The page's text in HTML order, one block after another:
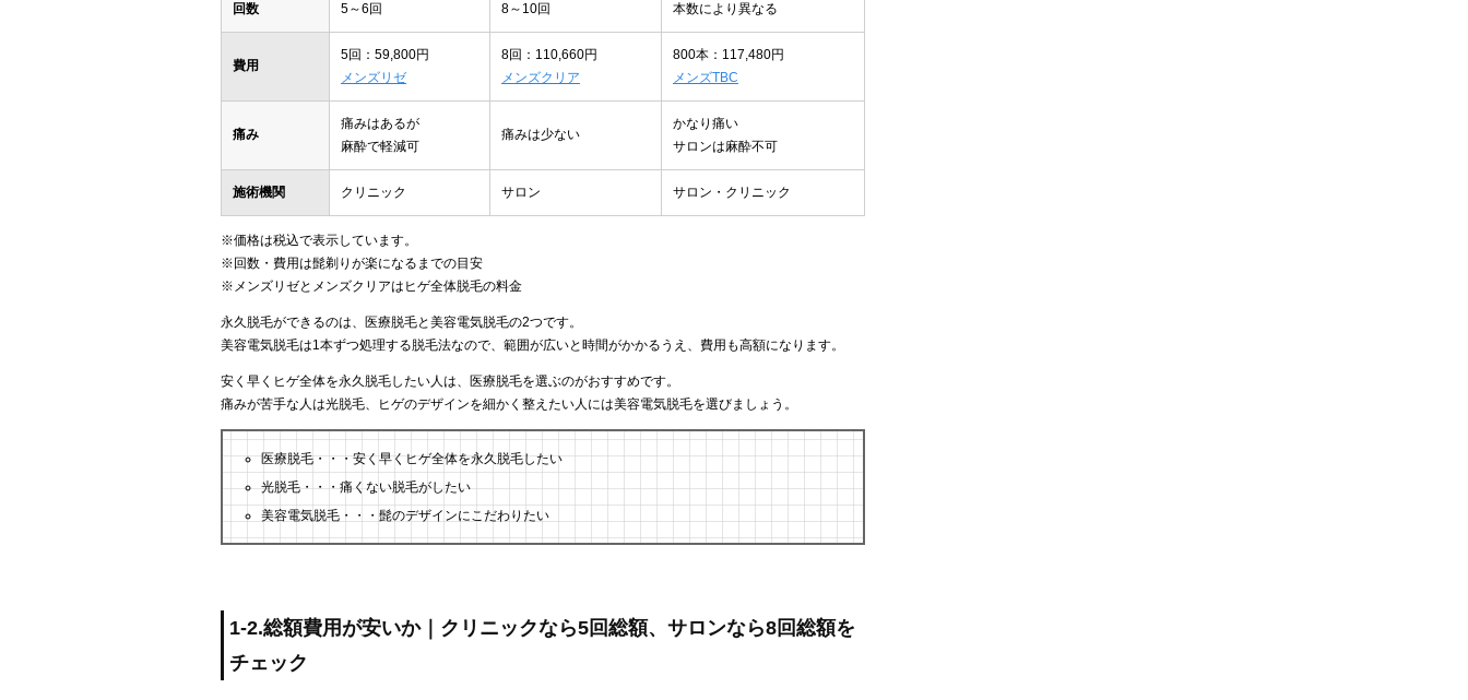
回数 5～6回 8～10回 本数により異なる
費用
5回：59,800円
メンズリゼ
8回：110,660円
メンズクリア
800本：117,480円
メンズTBC
痛み
痛みはあるが
麻酔で軽減可
痛みは少ない
かなり痛い
サロンは麻酔不可
施術機関 クリニック サロン サロン・クリニック
※価格は税込で表示しています。
※回数・費用は髭剃りが楽になるまでの目安
※メンズリゼとメンズクリアはヒゲ全体脱毛の料金
永久脱毛ができるのは、医療脱毛と美容電気脱毛の2つです。
美容電気脱毛は1本ずつ処理する脱毛法なので、範囲が広いと時間がかかるうえ、費用も高額になります。
安く早くヒゲ全体を永久脱毛したい人は、医療脱毛を選ぶのがおすすめです。
痛みが苦手な人は光脱毛、ヒゲのデザインを細かく整えたい人には美容電気脱毛を選びましょう。
医療脱毛・・・安く早くヒゲ全体を永久脱毛したい
光脱毛・・・痛くない脱毛がしたい
美容電気脱毛・・・髭のデザインにこだわりたい
1-2.総額費用が安いか｜クリニックなら5回総額、サロンなら8回総額を
チェック